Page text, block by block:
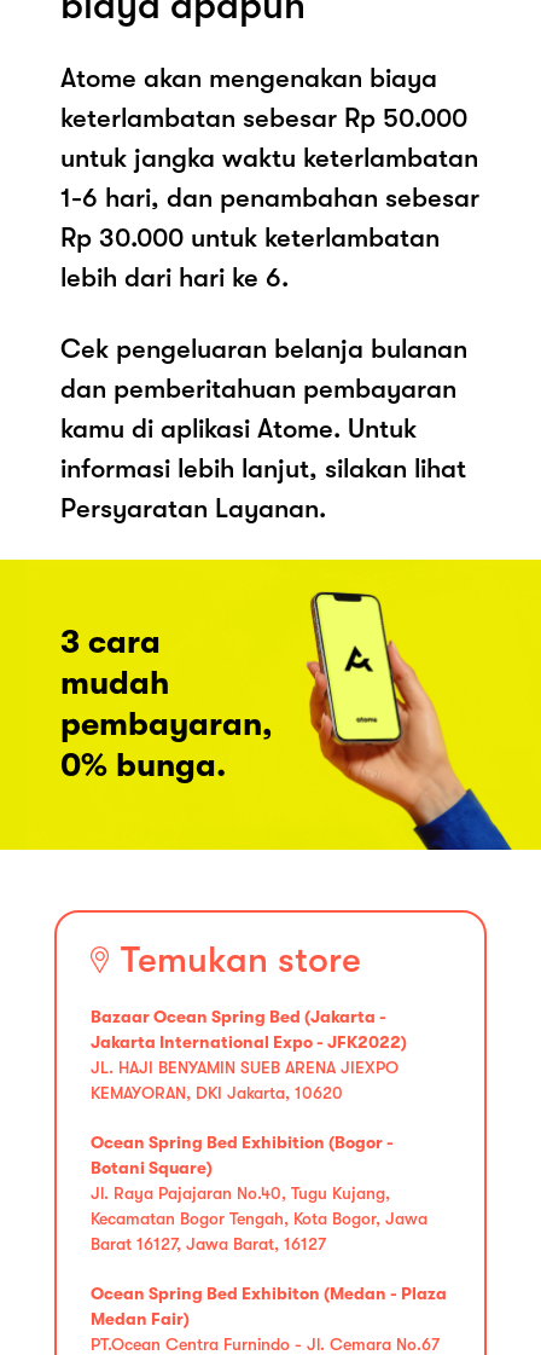
Atome akan mengenakan biaya
keterlambatan sebesar Rp 50.000
untuk jangka waktu keterlambatan
1-6 hari, dan penambahan sebesar
Rp 30.000 untuk keterlambatan
lebih dari hari ke 6.
Cek pengeluaran belanja bulanan
dan pemberitahuan pembayaran
kamu di aplikasi Atome. Untuk
informasi lebih lanjut, silakan lihat
Persyaratan Layanan.
3 cara
mudah
pembayaran,
0% bunga.
Temukan store
Bazaar Ocean Spring Bed (Jakarta -
Jakarta International Expo - JFK2022)
JL. HAJI BENYAMIN SUEB ARENA JIEXPO
KEMAYORAN, DKI Jakarta, 10620
Ocean Spring Bed Exhibition (Bogor -
Botani Square)
Jl. Raya Pajajaran No.40, Tugu Kujang,
Kecamatan Bogor Tengah, Kota Bogor, Jawa
Barat 16127, Jawa Barat, 16127
Ocean Spring Bed Exhibiton (Medan - Plaza
Medan Fair)
PT.Ocean Centra Furnindo - Jl. Cemara No.67